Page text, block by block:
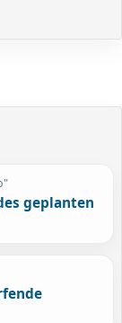
geplanten